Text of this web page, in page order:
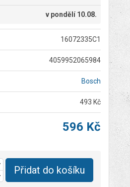
v pondělí 10.08.
16072335C1
4059952065984
Bosch
493 Kč
596 Kč
Přidat do košíku